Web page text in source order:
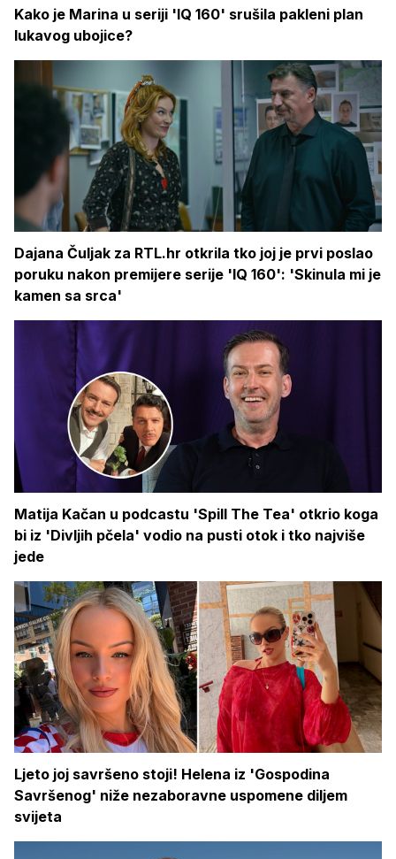
Kako je Marina u seriji 'IQ 160' srušila pakleni plan
lukavog ubojice?
Dajana Čuljak za RTL.hr otkrila tko joj je prvi poslao
poruku nakon premijere serije 'IQ 160': 'Skinula mi je
kamen sa srca'
Matija Kačan u podcastu 'Spill The Tea' otkrio koga
bi iz 'Divljih pčela' vodio na pusti otok i tko najviše
jede
Ljeto joj savršeno stoji! Helena iz 'Gospodina
Savršenog' niže nezaboravne uspomene diljem
svijeta